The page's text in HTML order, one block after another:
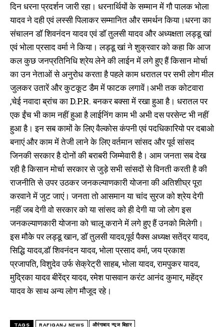
अदाणी के साथ मिलकर बिहार सरकार
लगा रही है स्मार्ट मीटर–डॉ चंदन कुमार
October 1, 2024
In "औरंगाबाद"
औरंगाबाद लोकसभा सीट से राजद उतारे
अपना उम्मीदवार, राजद कार्यकर्ता जन
संवाद कार्यक्रम में जुटे दिग्गज नेताओं
कर दी मांग
January 17, 2024
In "औरंगाबाद"
डीके बॉस सरकार चला रहे हैं, कौन है
डीके बॉस जल्द खुलासा करेंगे तेजस्वी
January 20, 2025
In "औरंगाबाद"
दिन धरना प्रदर्शन जारी रहा। धरनार्थियों के सम्मान में गौ पालक भोला
यादव ने दही एवं लस्सी पिलाकर सम्मानित और समर्थन किया।धरना का
संचालन डॉ शिवनंदन यादव एवं डॉ तुलसी यादव और अध्यक्षता लड्डू खां
एवं भोला प्रसाद वर्मा ने किया। लड्डू खां ने शुक्रवार को कहा कि आज
कल कुछ जनप्रतिनिधि श्रेय लेने की लाईन में लगे हुए हैं किसान मोर्चा
का उन नेताओं से अनुरोध करता है पहले काम धरातल पर सभी लोग मील
जुलकर उतारें और कुटकूट डैम में फाटक लगावें।अभी तक कोटवारा
,चेई नवादा ब्रांच का D.P.R. बनकर बक्सा में रखा हुआ है। धरातल पर
एक ईंच भी काम नहीं हुआ है लाईनिंग काम भी अभी दस परसेन्ट भी नहीं
हुआ है। इन सब कामों के लिए वैल्कोस कंपनी एवं पदधिकारियो पर दबाओ
बनाएं और काम में तेजी लाने के लिए वर्तमान सांसद और पूर्व सांसद
जिनकी सरकार है दोनों की बराबरी जिम्मेवारी है। आम जनता सब देख
रही है किसान मोर्चा सरकार से जुड़े सभी सांसदों से विनती करती है की
राजनीति से उपर उठकर जनकल्याणकारी योजना की अतिशीघ्र पूरा
करवाने में जुट जाएं। जनता तो आसमान या चांद सुरज को श्रेय देगी
नहीं जब देगी वो सरकार को या सांसद ‌को ही देगी या जो लोग इस
जनकल्याणकारी योजना को चालू कराने में लगे हुए हैं उनको मिलेगी।
इस मौके पर लड्डू खान, डॉ तुलसी यादव,पूर्व पैक्स अध्यक्ष सतेंद्र यादव,
सिद्धि यादव,डॉ शिवनंदन यादव, भोला प्रसाद वर्मा, जय प्रकाश
प्रजापति, विशुदेव उर्फ सेक्रेट्री साहब, भोला यादव, रामपुकर यादव,
मुद्रिका यादव बीरेंद्र यादव, रमेश पासवान करंट आनंद कुमार, महेंद्र
यादव के साथ अन्य लोग मौजूद रहे।
TAGS RAFIGANJ NEWS औरंगाबाद न्यूज बिहार